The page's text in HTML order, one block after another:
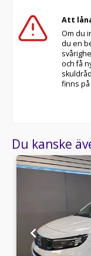
Att
Om du
du en
och få
finns på
Du kanske